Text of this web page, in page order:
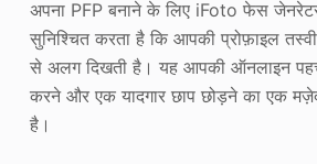
अपना PFP बनाने के लिए iFoto फेस
सुनिश्चित करता है कि आपकी प्रोफ़ाइल
से अलग दिखती है। यह आपकी ऑनलाइन
करने और एक यादगार छाप छोड़ने का एक
है।